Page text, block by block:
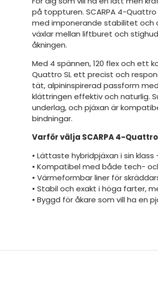
på toppturen. SCARPA 4-
med imponerande stabilitet och
växlar mellan liftburet och
åkningen.
Med 4 spännen, 120 flex och ett
Quattro SL ett precist och
tät, alpininspirerad passform
klättringen effektiv och naturlig.
underlag, och pjäxan är
bindningar.
Varför välja SCARPA 4-Quattro
• Lättaste hybridpjäxan i sin
• Kompatibel med både tech-
• Värmeformbar liner för
• Stabil och exakt i höga farter,
• Byggd för åkare som vill ha en